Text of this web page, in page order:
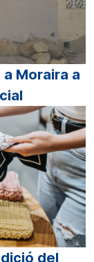
Moraira a
del